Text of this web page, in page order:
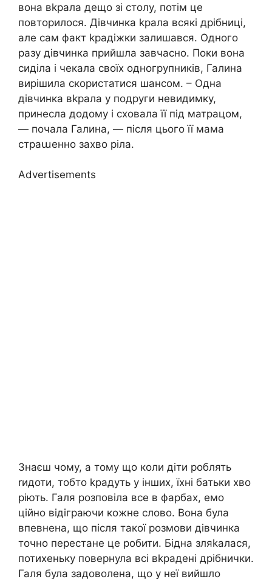
вона вkрала дещо зі столу, потім це
повторилося. Дівчинка kрала всякі дрібниці,
але сам факт kрадіжки залишався. Одного
разу дівчинка прийшла завчасно. Поки вона
сиділа і чекала своїх одногрупників, Галина
вирішила скористатися шансом. – Одна
дівчинка вkрала у подруги невидимку,
принесла додому і сховала її під матрацом,
— почала Галина, — після цього її мама
страաенно захво ріла.
Advertisements
Знаєш чому, а тому що коли діти роблять
rидоти, тобто kрадуть у інших, їхні батьки хво
ріють. Галя розповіла все в фарбах, емо
ційно відіграючи кожне слово. Вона була
впевнена, що після такої розмови дівчинка
точно перестане це робити. Бідна зляkалася,
потихеньку повернула всі вkрадені дрібнички.
Галя була задоволена, що у неї вийшло